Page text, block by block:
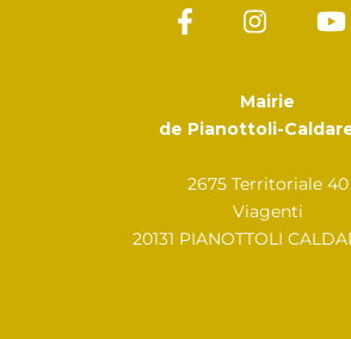
Mairie
de Pianottoli-
2675 Territoriale 40
Viagenti
20131 PIANOTTOLI